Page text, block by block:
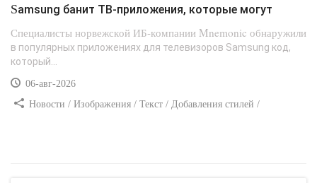
Samsung банит ТВ-приложения, которые могут
Специалисты норвежской ИБ-компании Mnemonic обнаружили
в популярных приложениях для телевизоров Samsung код,
который...
06-авг-2026
Новости / Изображения / Текст / Добавления стилей /